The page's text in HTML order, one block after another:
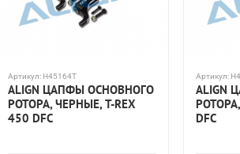
Артикул: H45164T
ALIGN ЦАПФЫ ОСНОВНОГО
РОТОРА, ЧЕРНЫЕ, T-REX
450 DFC
Артикул:
ALIGN
DFC